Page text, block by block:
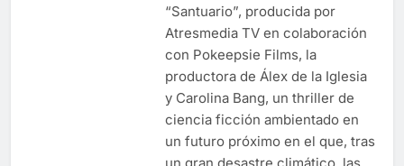
“Santuario”, producida por
Atresmedia TV en colaboración
con Pokeepsie Films, la
productora de Álex de la Iglesia
y Carolina Bang, un thriller de
ciencia ficción ambientado en
un futuro próximo en el que, tras